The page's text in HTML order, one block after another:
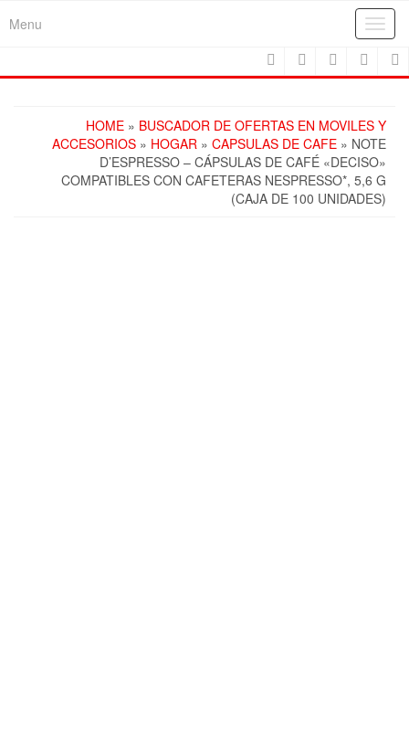
Menu
HOME » BUSCADOR DE OFERTAS EN MOVILES Y
ACCESORIOS » HOGAR » CAPSULAS DE CAFE » NOTE
D’ESPRESSO – CÁPSULAS DE CAFÉ «DECISO»
COMPATIBLES CON CAFETERAS NESPRESSO*, 5,6 G
(CAJA DE 100 UNIDADES)